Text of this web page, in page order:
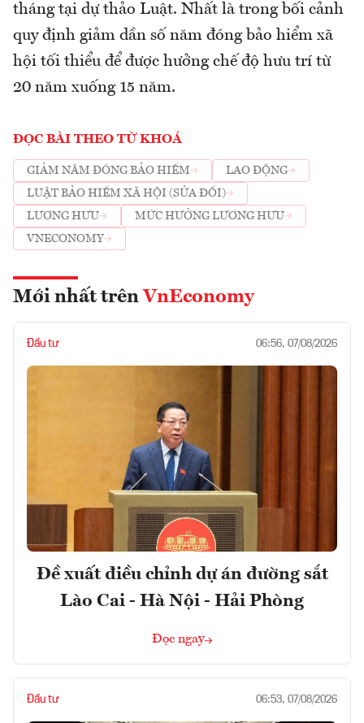
tháng tại dự thảo Luật. Nhất là trong bối cảnh
quy định giảm dần số năm đóng bảo hiểm xã
hội tối thiểu để được hưởng chế độ hưu trí từ
20 năm xuống 15 năm.
ĐỌC BÀI THEO TỪ KHOÁ
GIẢM NĂM ĐÓNG BẢO HIỂM
LAO ĐỘNG
LUẬT BẢO HIỂM XÃ HỘI (SỬA ĐỔI)
LƯƠNG HƯU
MỨC HƯỞNG LƯƠNG HƯU
VNECONOMY
Mới nhất trên VnEconomy
Đầu tư 06:56, 07/08/2026
Đề xuất điều chỉnh dự án đường sắt
Lào Cai - Hà Nội - Hải Phòng
Đọc ngay
Đầu tư 06:53, 07/08/2026